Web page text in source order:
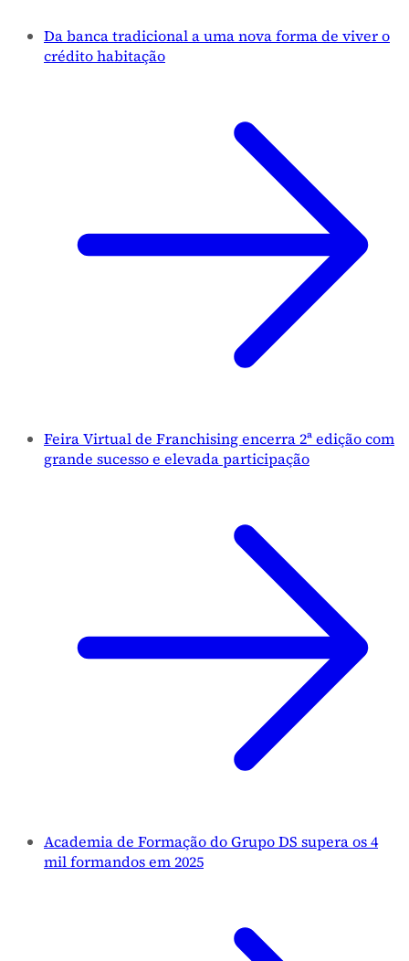
Da banca tradicional a uma nova forma de viver o
crédito habitação
Feira Virtual de Franchising encerra 2ª edição com
grande sucesso e elevada participação
Academia de Formação do Grupo DS supera os 4
mil formandos em 2025